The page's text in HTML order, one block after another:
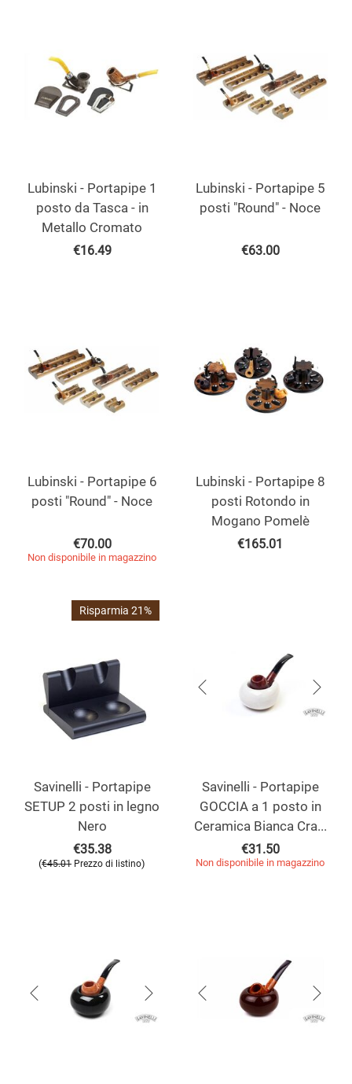
Lubinski - Portapipe 1
posto da Tasca - in
Metallo Cromato
€16.49
Lubinski - Portapipe 5
posti "Round" - Noce
€63.00
Lubinski - Portapipe 6
posti "Round" - Noce
€70.00
Non disponibile in magazzino
Lubinski - Portapipe 8
posti Rotondo in
Mogano Pomelè
€165.01
Risparmia 21%
Savinelli - Portapipe
SETUP 2 posti in legno
Nero
€35.38
(€45.01 Prezzo di listino)
Savinelli - Portapipe
GOCCIA a 1 posto in
Ceramica Bianca Cra...
€31.50
Non disponibile in magazzino